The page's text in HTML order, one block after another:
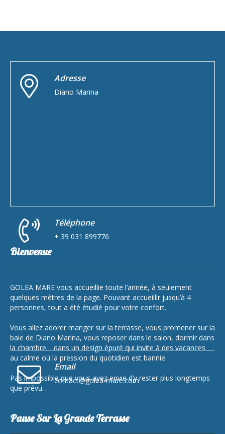
Adresse
Diano Marina
Téléphone
+ 39 031 899776
Email
contact@golea-mare.com
Bienvenue
GOLEA MARE vous accueillie toute l’année, à seulement
quelques mètres de la page. Pouvant accueillir jusqu’à 4
personnes, tout a été étudié pour votre confort.
Vous allez adorer manger sur la terrasse, vous promener sur la
baie de Diano Marina, vous reposer dans le salon, dormir dans
la chambre… dans un design épuré qui invite à des vacances
au calme où la pression du quotidien est bannie.
Pas impossible que vous ayez envie d’y rester plus longtemps
que prévu…
Pause Sur La Grande Terrasse